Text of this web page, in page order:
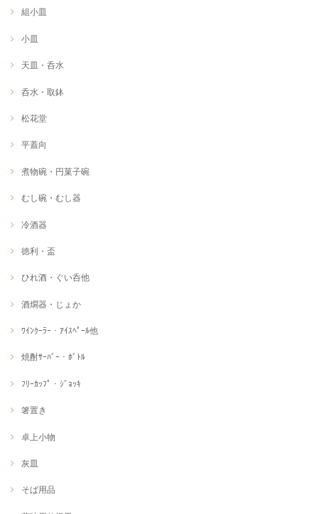
組小皿
小皿
天皿・呑水
呑水・取鉢
松花堂
平蓋向
煮物碗・円菓子碗
むし碗・むし器
冷酒器
徳利・盃
ひれ酒・ぐい呑他
酒燗器・じょか
ﾜｲﾝｸｰﾗｰ・ｱｲｽﾍﾟｰﾙ他
焼酎ｻｰﾊﾞｰ・ﾎﾞﾄﾙ
ﾌﾘｰｶｯﾌﾟ・ｼﾞｮｯｷ
箸置き
卓上小物
灰皿
そば用品